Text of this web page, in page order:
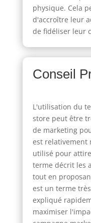
physique. Cela
d'accroître leur
de fidéliser leur
Conseil
L'utilisation du
store peut être
de marketing
est relativement
utilisé pour
terme décrit les
tout en
est un terme
expliqué
maximiser